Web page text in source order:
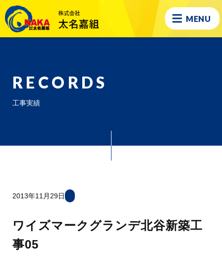
MENU
RECORDS
工事実績
2013年11月29日
ワイズマークグランデ北谷新築工
事05